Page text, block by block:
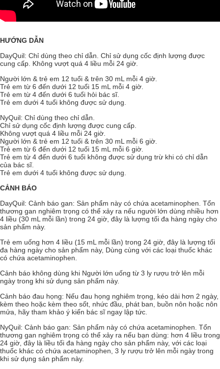
HƯỚNG DẪN
DayQuil: Chỉ dùng theo chỉ dẫn. Chỉ sử dụng cốc định lượng được
cung cấp. Không vượt quá 4 liều mỗi 24 giờ.
Người lớn & trẻ em 12 tuổi & trên 30 mL mỗi 4 giờ.
Trẻ em từ 6 đến dưới 12 tuổi 15 mL mỗi 4 giờ.
Trẻ em từ 4 đến dưới 6 tuổi hỏi bác sĩ.
Trẻ em dưới 4 tuổi không được sử dụng.
NyQuil: Chỉ dùng theo chỉ dẫn.
Chỉ sử dụng cốc định lượng được cung cấp.
Không vượt quá 4 liều mỗi 24 giờ.
Người lớn & trẻ em 12 tuổi & trên 30 mL mỗi 6 giờ.
Trẻ em từ 6 đến dưới 12 tuổi 15 mL mỗi 6 giờ.
Trẻ em từ 4 đến dưới 6 tuổi không được sử dụng trừ khi có chỉ dẫn
của bác sĩ.
Trẻ em dưới 4 tuổi không được sử dụng.
CẢNH BÁO
DayQuil: Cảnh báo gan: Sản phẩm này có chứa acetaminophen. Tổn
thương gan nghiêm trọng có thể xảy ra nếu người lớn dùng nhiều hơn
4 liều (30 mL mỗi lần) trong 24 giờ, đây là lượng tối đa hàng ngày cho
sản phẩm này.
Trẻ em uống hơn 4 liều (15 mL mỗi lần) trong 24 giờ, đây là lượng tối
đa hàng ngày cho sản phẩm này, Dùng cùng với các loại thuốc khác
có chứa acetaminophen.
Cảnh báo không dùng khi Người lớn uống từ 3 ly rượu trở lên mỗi
ngày trong khi sử dụng sản phẩm này.
Cảnh báo đau họng: Nếu đau họng nghiêm trọng, kéo dài hơn 2 ngày,
kèm theo hoặc kèm theo sốt, nhức đầu, phát ban, buồn nôn hoặc nôn
mửa, hãy tham khảo ý kiến bác sĩ ngay lập tức.
NyQuil: Cảnh báo gan: Sản phẩm này có chứa acetaminophen. Tổn
thương gan nghiêm trọng có thể xảy ra nếu bạn dùng: hơn 4 liều trong
24 giờ, đây là liều tối đa hàng ngày cho sản phẩm này, với các loại
thuốc khác có chứa acetaminophen, 3 ly rượu trở lên mỗi ngày trong
khi sử dụng sản phẩm này.